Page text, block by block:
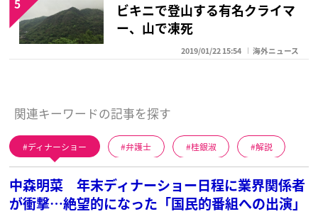
ビキニで登山する有名クライマ
ー、山で凍死
2019/01/22 15:54 海外ニュース
5
関連キーワードの記事を探す
ディナーショー 弁護士 桂銀淑 解説
中森明菜 年末ディナーショー日程に業界関係者
が衝撃…絶望的になった「国民的番組への出演」